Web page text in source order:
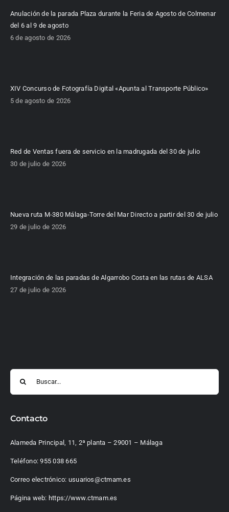
Anulación de la parada Plaza durante la Feria de Agosto de Colmenar
del 6 al 9 de agosto
6 de agosto de 2026
XIV Concurso de Fotografía Digital «Apunta al Transporte Público»
5 de agosto de 2026
Red de Ventas fuera de servicio en la madrugada del 30 de julio
30 de julio de 2026
Nueva ruta M-380 Málaga-Torre del Mar Directo a partir del 30 de julio
29 de julio de 2026
Integración de las paradas de Algarrobo Costa en las rutas de ALSA
27 de julio de 2026
Contacto
Alameda Principal, 11, 2ª planta – 29001 – Málaga
Teléfono:955 038 665
Correo electrónico: usuarios@ctmam.es
Página web: https://www.ctmam.es